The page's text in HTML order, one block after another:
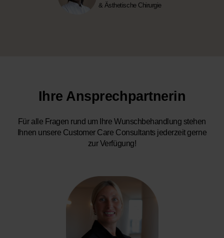
& Ästhetische Chirurgie
Ihre Ansprechpartnerin
Für alle Fragen rund um Ihre Wunschbehandlung stehen
Ihnen unsere Customer Care Consultants jederzeit gerne
zur Verfügung!